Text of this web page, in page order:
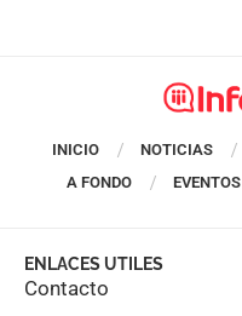
INICIO NOTICIAS
A FONDO
EVENTOS
ENLACES UTILES
Contacto